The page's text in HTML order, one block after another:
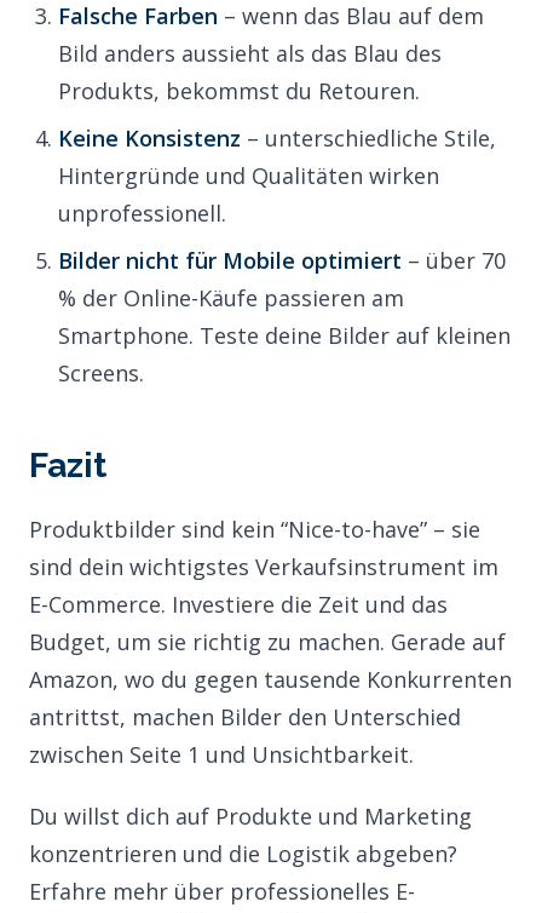
Falsche Farben – wenn das Blau auf dem
Bild anders aussieht als das Blau des
Produkts, bekommst du Retouren.
Keine Konsistenz – unterschiedliche Stile,
Hintergründe und Qualitäten wirken
unprofessionell.
Bilder nicht für Mobile optimiert – über 70
% der Online-Käufe passieren am
Smartphone. Teste deine Bilder auf kleinen
Screens.
Fazit
Produktbilder sind kein “Nice-to-have” – sie
sind dein wichtigstes Verkaufsinstrument im
E-Commerce. Investiere die Zeit und das
Budget, um sie richtig zu machen. Gerade auf
Amazon, wo du gegen tausende Konkurrenten
antrittst, machen Bilder den Unterschied
zwischen Seite 1 und Unsichtbarkeit.
Du willst dich auf Produkte und Marketing
konzentrieren und die Logistik abgeben?
Erfahre mehr über professionelles E-